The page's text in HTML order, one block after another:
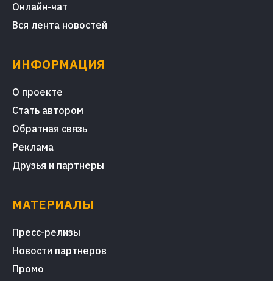
Онлайн-чат
Вся лента новостей
ИНФОРМАЦИЯ
О проекте
Стать автором
Обратная связь
Реклама
Друзья и партнеры
МАТЕРИАЛЫ
Пресс-релизы
Новости партнеров
Промо